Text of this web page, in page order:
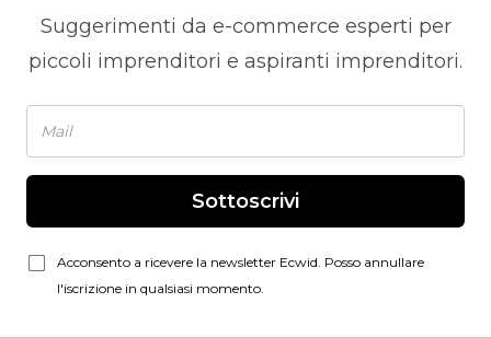
Suggerimenti da e-commerce esperti per
piccoli imprenditori e aspiranti imprenditori.
Sottoscrivi
Acconsento a ricevere la newsletter Ecwid. Posso annullare
l'iscrizione in qualsiasi momento.